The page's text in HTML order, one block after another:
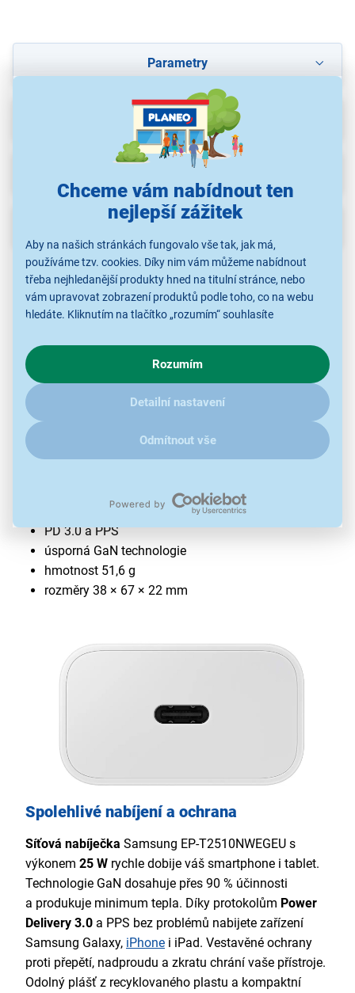
Chceme vám nabídnout ten
nejlepší zážitek
Aby na našich stránkách fungovalo vše tak, jak má,
používáme tzv. cookies. Díky nim vám můžeme nabídnout
třeba nejhledanější produkty hned na titulní stránce, nebo
vám upravovat zobrazení produktů podle toho, co na webu
hledáte. Kliknutím na tlačítko „rozumím“ souhlasíte
chování na webu pro zobrazení cílených reklam. Pokud vás
zajímají detaily, jak u nás s cookies a dalšími údaji pracujeme,
kliknětesem.
Rozumím
Detailní nastavení
Odmítnout vše
Nabíječka do sítě Samsung EP-
T2510NWEGEU
1 × USB-C port
PD 3.0 a PPS
úsporná GaN technologie
hmotnost 51,6 g
rozměry 38 × 67 × 22 mm
Spolehlivé nabíjení a ochrana
Síťová nabíječka Samsung EP-T2510NWEGEU s
výkonem 25 W rychle dobije váš smartphone i tablet.
Technologie GaN dosahuje přes 90 % účinnosti
a produkuje minimum tepla. Díky protokolům Power
Delivery 3.0 a PPS bez problémů nabijete zařízení
Samsung Galaxy, iPhone i iPad. Vestavěné ochrany
proti přepětí, nadproudu a zkratu chrání vaše přístroje.
Odolný plášť z recyklovaného plastu a kompaktní
Parametry
Recenze(2)
Ke stažení